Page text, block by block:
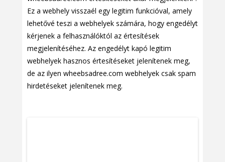
Ez a webhely visszaél egy legitim funkcióval, amely
lehetővé teszi a webhelyek számára, hogy engedélyt
kérjenek a felhasználóktól az értesítések
megjelenítéséhez. Az engedélyt kapó legitim
webhelyek hasznos értesítéseket jelenítenek meg,
de az ilyen wheebsadree.com webhelyek csak spam
hirdetéseket jelenítenek meg.